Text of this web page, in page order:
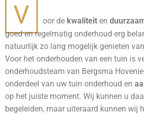
V oor de kwaliteit en
goed en regelmatig onderhoud erg
natuurlijk zo lang mogelijk genieten
Voor het onderhouden van een tuin is
onderhoudsteam van Bergsma
onderdeel van uw tuin onderhoud en
op het juiste moment. Wij kunnen u
begeleiden, maar uiteraard kunnen wij